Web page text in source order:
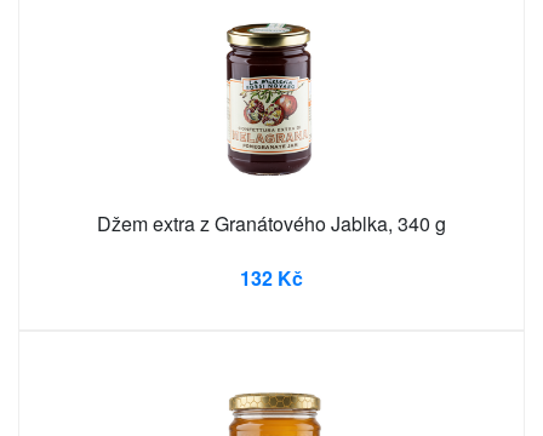
Džem extra z Granátového Jablka, 340 g
132 Kč